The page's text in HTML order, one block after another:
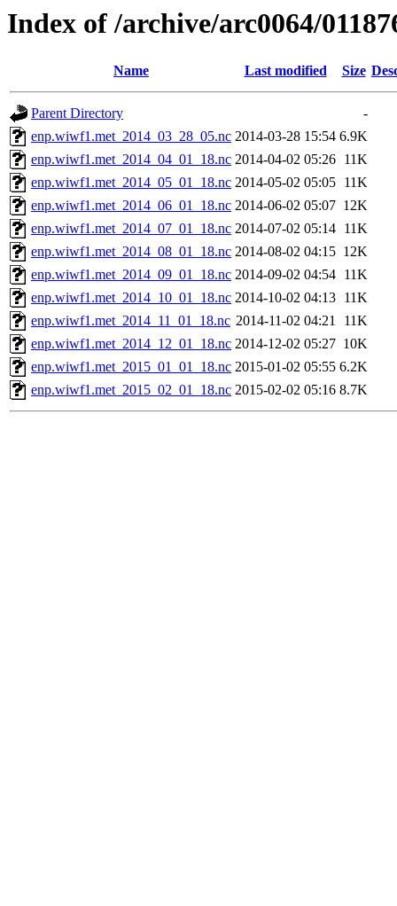
Index of /archive/arc0064/
Name Last modified Size
Parent Directory
-
enp.wiwf1.met_2014_03_28_05.nc 2014-03-28 15:54 6.9K
enp.wiwf1.met_2014_04_01_18.nc 2014-04-02 05:26 11K
enp.wiwf1.met_2014_05_01_18.nc 2014-05-02 05:05 11K
enp.wiwf1.met_2014_06_01_18.nc 2014-06-02 05:07 12K
enp.wiwf1.met_2014_07_01_18.nc 2014-07-02 05:14 11K
enp.wiwf1.met_2014_08_01_18.nc 2014-08-02 04:15 12K
enp.wiwf1.met_2014_09_01_18.nc 2014-09-02 04:54 11K
enp.wiwf1.met_2014_10_01_18.nc 2014-10-02 04:13 11K
enp.wiwf1.met_2014_11_01_18.nc 2014-11-02 04:21
11K
enp.wiwf1.met_2014_12_01_18.nc 2014-12-02 05:27 10K
enp.wiwf1.met_2015_01_01_18.nc 2015-01-02 05:55 6.2K
enp.wiwf1.met_2015_02_01_18.nc 2015-02-02 05:16 8.7K